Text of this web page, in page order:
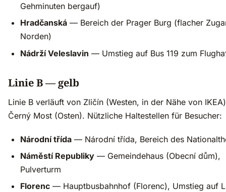
Gehminuten bergauf)
Hradčanská — Bereich der Prager Burg (flacher
Norden)
Nádrží Veleslavin — Umstieg auf Bus 119 zum
Linie B — gelb
Linie B verläuft von Zličín (Westen, in der Nähe von
Černý Most (Osten). Nützliche Haltestellen für Besucher:
Národní třída — Národní třída, Bereich des
Náměstí Republiky — Gemeindehaus (Obecní dům),
Pulverturm
Florenc — Hauptbusbahnhof (Florenc), Umstieg auf